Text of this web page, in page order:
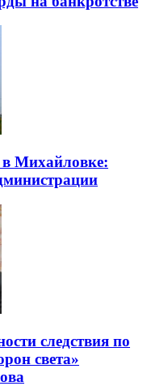
Михайловке:
следствия по
света»